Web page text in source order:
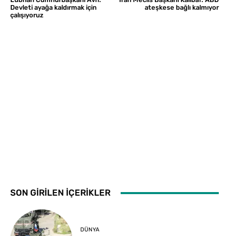
Devleti ayağa kaldırmak için
çalışıyoruz
ateşkese bağlı kalmıyor
SON GİRİLEN İÇERİKLER
DÜNYA